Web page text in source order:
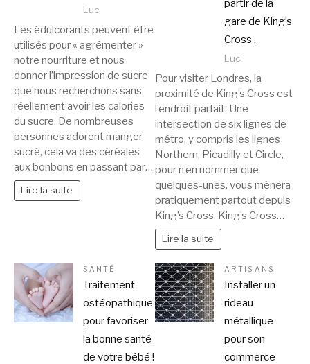
Luc
Les édulcorants peuvent être
utilisés pour « agrémenter »
notre nourriture et nous
donner l’impression de sucre
que nous recherchons sans
réellement avoir les calories
du sucre. De nombreuses
personnes adorent manger
sucré, cela va des céréales
aux bonbons en passant par…
Lire la suite
partir de la
gare de King’s
Cross .
Luc
Pour visiter Londres, la
proximité de King’s Cross est
l’endroit parfait. Une
intersection de six lignes de
métro, y compris les lignes
Northern, Picadilly et Circle,
pour n’en nommer que
quelques-unes, vous mènera
pratiquement partout depuis
King’s Cross. King’s Cross…
Lire la suite
SANTÉ
Traitement
ostéopathique
pour favoriser
la bonne santé
de votre bébé !
ARTISANS
Installer un
rideau
métallique
pour son
commerce